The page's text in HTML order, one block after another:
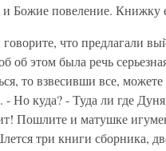
и Божие повеление. Книжку
что предлагали
об этом была речь
то взвесивши все,
- Но куда? - Туда ли где
Пошлите и матушке
три книги сборника,